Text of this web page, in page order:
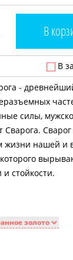
В
В
-
силы,
нашей и
стойкости.